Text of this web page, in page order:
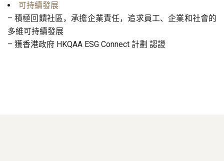
可持續發展
–積極回饋社區，承擔企業責任，追求員工、企業和社會的
多維可持續發展
– 獲香港政府 HKQAA ESG Connect 計劃 認證